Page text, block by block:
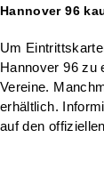
Hannover 96
Um
Hannover 96 zu
Vereine.
erhältlich.
auf den